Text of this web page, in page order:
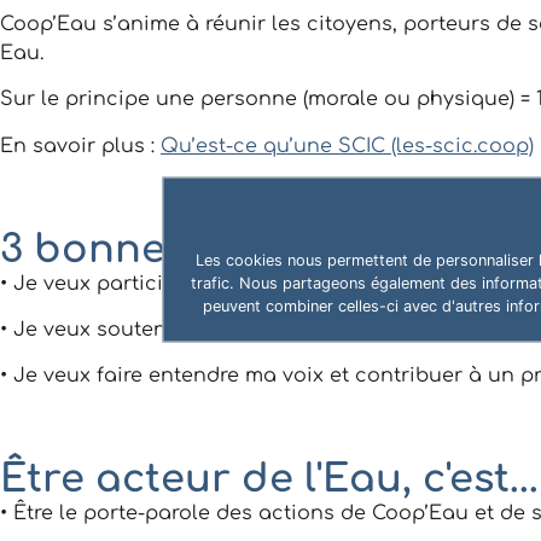
Les cookies nous permettent de
trafic. Nous partageons également des
peuvent combiner celles-ci avec d'autres
Coop’Eau s’anime à réunir les citoyens, porteurs
Eau.
Sur le principe une personne (morale ou physique)
En savoir plus : Qu’est-ce qu’une SCIC (les-scic.coop)
3 bonnes raisons de
• Je veux participer au défit de la préservation de
• Je veux soutenir la prise de conscience et la
• Je veux faire entendre ma voix et contribuer à un
Être acteur de l'Eau, c'est...
• Être le porte-parole des actions de Coop’Eau et de